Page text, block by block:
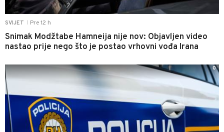
SVIJET Pre 12 h
Snimak Modžtabe Hamneija nije nov: Objavljen video
nastao prije nego što je postao vrhovni vođa Irana
0